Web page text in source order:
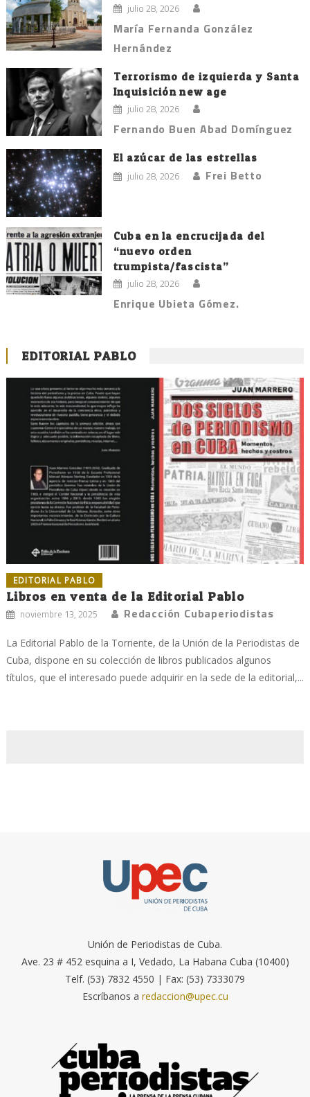
julio 28, 2026
María Fernanda González
Hernández
Terrorismo de izquierda y Santa
Inquisición new age
julio 28, 2026
Fernando Buen Abad Domínguez
El azúcar de las estrellas
julio 28, 2026 Frei Betto
Cuba en la encrucijada del
“nuevo orden
trumpista/fascista”
julio 28, 2026
Enrique Ubieta Gómez.
EDITORIAL PABLO
EDITORIAL PABLO
Libros en venta de la Editorial Pablo
noviembre 13, 2025 Redacción Cubaperiodistas
La Editorial Pablo de la Torriente, de la Unión de la Periodistas de
Cuba, dispone en su colección de libros publicados algunos
títulos, que el interesado puede adquirir en la sede de la editorial,...
Unión de Periodistas de Cuba.
Ave. 23 # 452 esquina a I, Vedado, La Habana Cuba (10400)
Telf. (53) 7832 4550 | Fax: (53) 7333079
Escríbanos a redaccion@upec.cu